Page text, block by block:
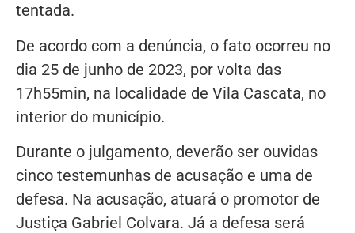
tentada.
De acordo com a denúncia, o fato ocorreu no
dia 25 de junho de 2023, por volta das
17h55min, na localidade de Vila Cascata, no
interior do município.
Durante o julgamento, deverão ser ouvidas
cinco testemunhas de acusação e uma de
defesa. Na acusação, atuará o promotor de
Justiça Gabriel Colvara. Já a defesa será